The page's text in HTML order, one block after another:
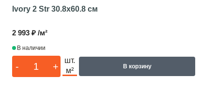
Ivory 2 Str 30.8x60.8 см
2 993 ₽ /м²
В наличии
- +
шт.
м²
В корзину